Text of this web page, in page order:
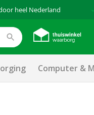
heel Nederland
Computer &